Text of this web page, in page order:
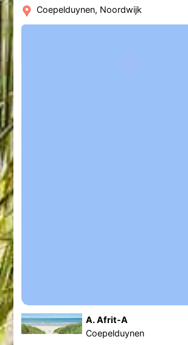
Coepelduynen, Noordwijk
A. Afrit-A
Coepelduynen